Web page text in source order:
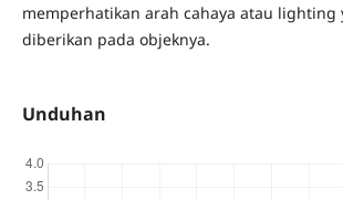
memperhatikan arah cahaya atau lighting
diberikan pada objeknya.
Unduhan